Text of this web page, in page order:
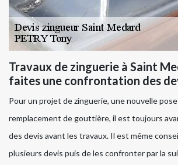
Travaux de zinguerie à Saint
faites une confrontation des
Pour un projet de zinguerie, une nouvelle
remplacement de gouttière, il est toujours
des devis avant les travaux. Il est même
plusieurs devis puis de les confronter par la